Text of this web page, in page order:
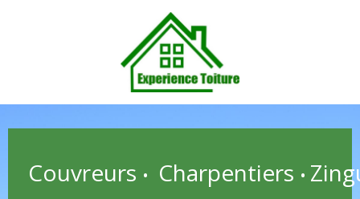
Couvreurs • Charpentiers •